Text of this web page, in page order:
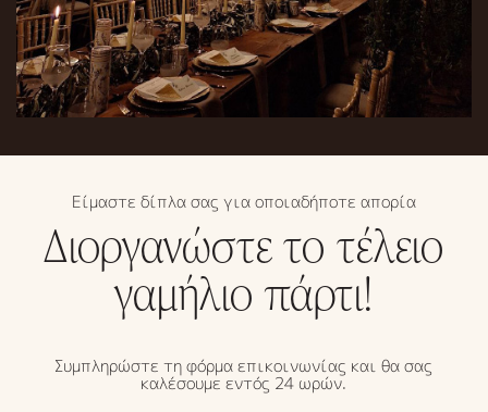
Είμαστε δίπλα σας για οποιαδήποτε απορία
Διοργανώστε το τέλειο
γαμήλιο πάρτι!
Συμπληρώστε τη φόρμα επικοινωνίας και θα σας
καλέσουμε εντός 24 ωρών.